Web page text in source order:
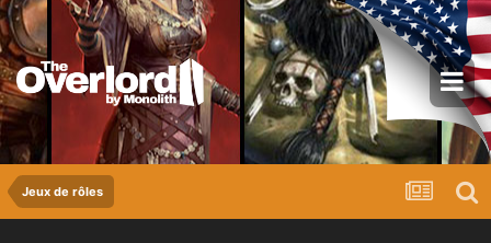
Jeux de rôles